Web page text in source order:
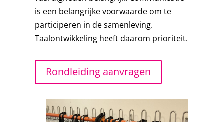
is een belangrijke voorwaarde om te
participeren in de samenleving.
Taalontwikkeling heeft daarom prioriteit.
Rondleiding aanvragen